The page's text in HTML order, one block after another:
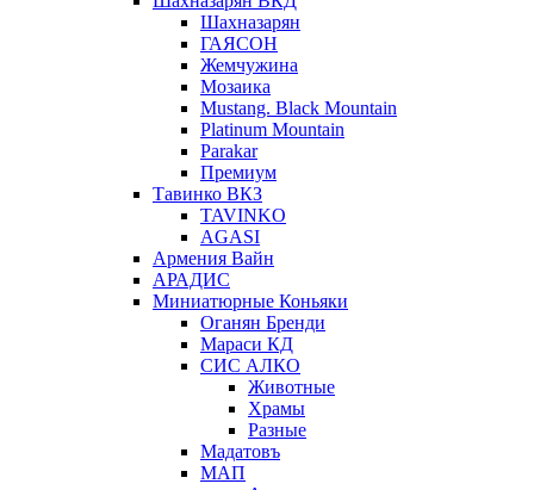
Шахназарян
ГАЯСОН
Жемчужина
Мозаика
Mustang. Black Mountain
Platinum Mountain
Parakar
Премиум
Тавинко ВКЗ
TAVINKO
AGASI
Армения Вайн
АРАДИС
Миниатюрные Коньяки
Оганян Бренди
Мараси КД
СИС АЛКО
Животные
Храмы
Разные
Мадатовъ
МАП